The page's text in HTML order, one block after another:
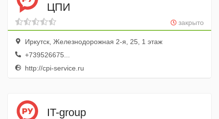
ЦПИ
закрыто
Иркутск, Железнодорожная 2-я, 25, 1 этаж
+739526675...
http://cpi-service.ru
IT-group